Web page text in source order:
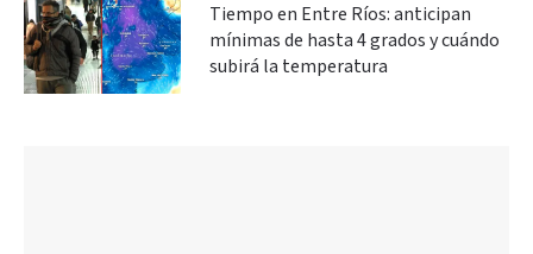
Tiempo en Entre Ríos: anticipan
mínimas de hasta 4 grados y cuándo
subirá la temperatura